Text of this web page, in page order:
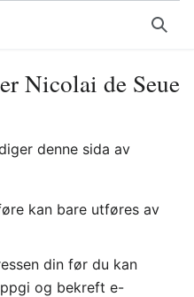
Søk
Nicolai de Seue
denne sida av
kan bare utføres av
din før du kan
og bekreft e-